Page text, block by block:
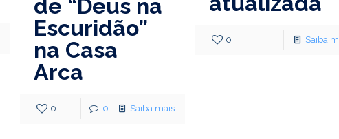
de “Deus na
Escuridão”
na Casa
Arca
0 0 Saiba mais
0 Saiba